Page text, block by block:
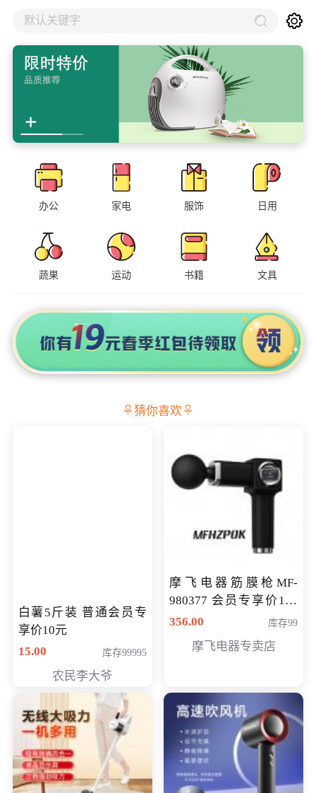
默认关键字
办公 家电 服饰 日用
蔬果 运动 书籍 文具
猜你喜欢
白薯5斤装 普通会员专
享价10元
15.00
库存99995
农民李大爷
摩飞电器筋膜枪MF-
980377 会员专享价199
元
356.00 库存99
摩飞电器专卖店